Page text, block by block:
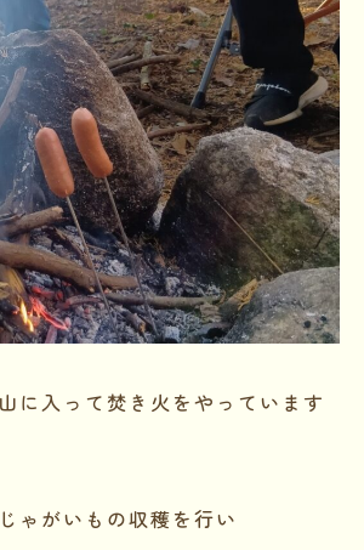
に入って焚き火をやっています
ゃがいもの収穫を行い